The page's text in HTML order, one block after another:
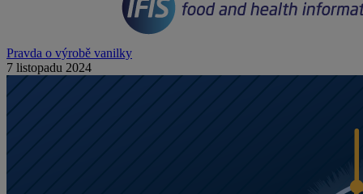
Pravda o výrobě vanilky
7 listopadu 2024